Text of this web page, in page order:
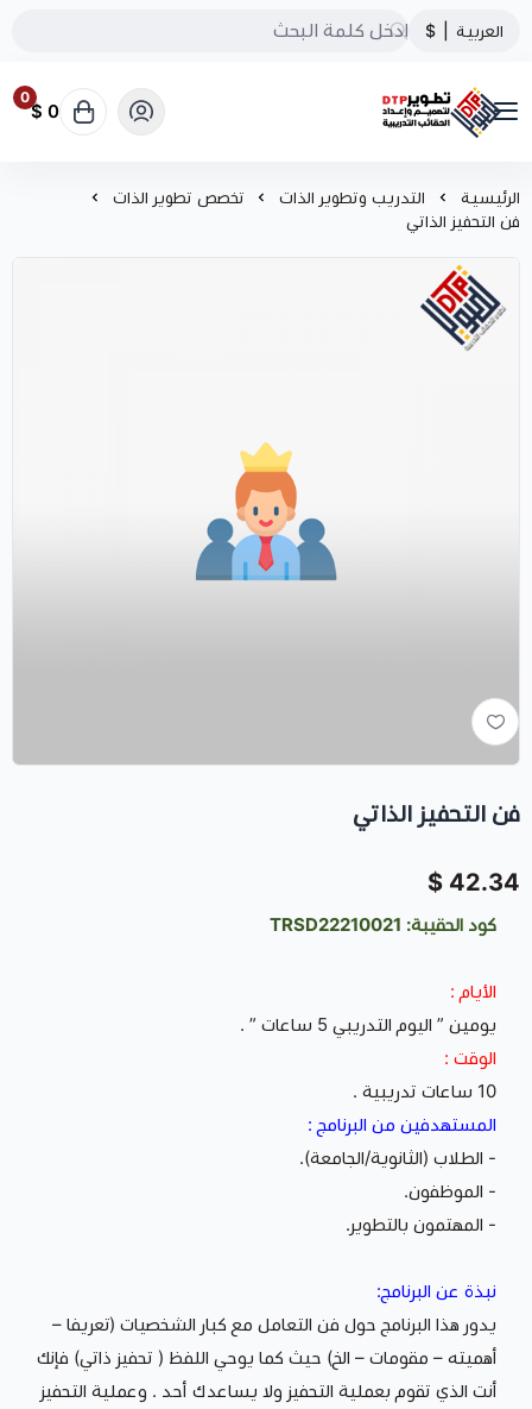
العربية $
تطوير الحقائب التدريبية
0
0 $
الرئيسية التدريب وتطوير الذات
تخصص تطوير الذات
فن التحفيز الذاتي
فن التحفيز الذاتي
42.34 $
كود الحقيبة: TRSD22210021
الأيام :
يومين ” اليوم التدريبي 5 ساعات ” .
الوقت :
10 ساعات تدريبية .
المستهدفين من البرنامج :
- الطلاب (الثانوية/الجامعة).
- الموظفون.
- المهتمون بالتطوير.
نبذة عن البرنامج:
يدور هذا البرنامج حول فن التعامل مع كبار الشخصيات (تعريفا –
أهميته – مقومات – الخ) حيث كما يوحي اللفظ ( تحفيز ذاتي) فإنك
أنت الذي تقوم بعملية التحفيز ولا يساعدك أحد . وعملية التحفيز